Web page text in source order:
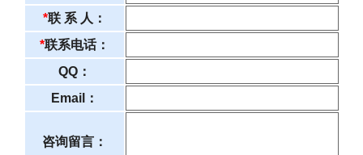
*联 系 人：
*联系电话：
QQ：
Email：
咨询留言：